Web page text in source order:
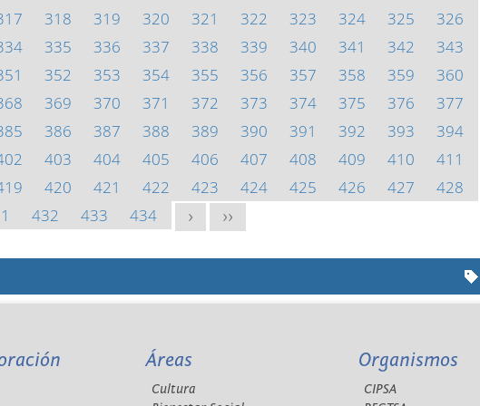
318 319 320 321 322 323 324 325
326
335 336 337 338 339 340 341 342
343
352 353 354 355 356 357 358 359
360
369 370 371 372 373 374 375 376
377
386 387 388 389 390 391 392 393
394
403 404 405 406 407 408 409 410
411
420 421 422 423 424 425 426 427
428
432 433 434 > >>
Áreas
Cultura
Organismos
CIPSA